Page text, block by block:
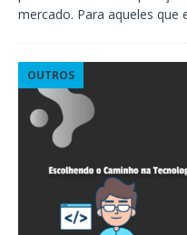
mercado. Para aqueles que
OUTROS